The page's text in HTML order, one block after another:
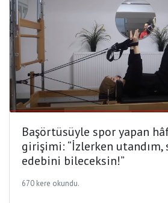
Başörtüsüyle spor yapan
girişimi: “İzlerken utandım,
edebini bileceksin!”
670 kere okundu.